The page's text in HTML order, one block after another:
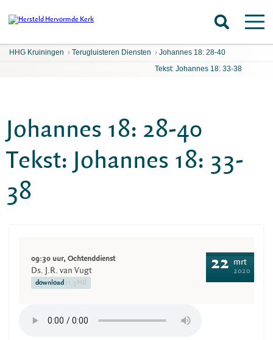
HHG Kruiningen › Terugluisteren Diensten › Johannes 18: 28-40
Tekst: Johannes 18: 33-38
Johannes 18: 28-40
Tekst: Johannes 18: 33-
38
09:30 uur, Ochtenddienst
Ds. J.R. van Vugt
download 11.3MB
22 mrt
2020